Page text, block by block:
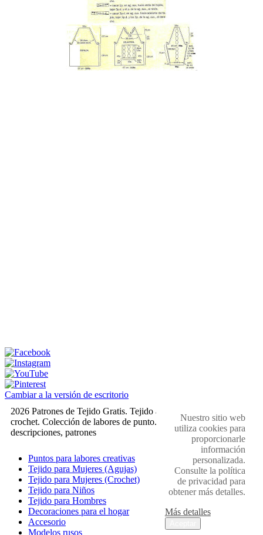
Cambiar a la versión de escritorio
2026 Patrones de Tejido Gratis. Tejido a dos agujas y
crochet. Colección de labores de punto. Muestras,
descripciones, patrones
Puntos para labores creativas
Tejido para Mujeres (Agujas)
Tejido para Mujeres (Crochet)
Tejido para Niños
Tejido para Hombres
Decoraciones para el hogar
Accesorio
Modelos rusos
Nuestro sitio web
utiliza cookies para
proporcionarle
información
personalizada.
Consulte la política
de privacidad para
obtener más detalles.
Más detalles